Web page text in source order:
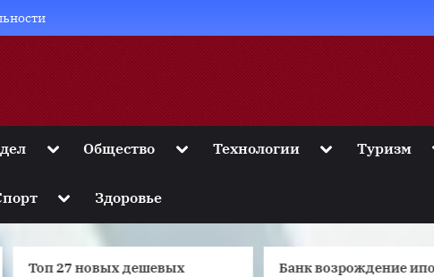
ToggleОбщество ToggleТехнологии ToggleТуризм
Toggle
menu
Здоровье
Топ 27 новых дешевых
Банк возрождение